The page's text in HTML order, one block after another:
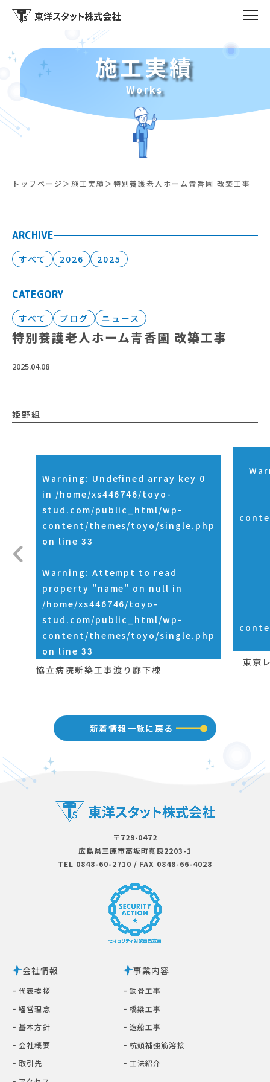
施工実績
Works
トップページ 施工実績 特別養護老人ホーム青香園 改築工事
ARCHIVE
すべて 2026 2025
CATEGORY
すべて ブログ ニュース
特別養護老人ホーム青香園 改築工事
2025.04.08
姫野組
Warning : Undefined array key 0
in /home/xs446746/toyo-
stud.com/public_html/wp-
content/themes/toyo/single.php
on line 33
Warning : Attempt to read
property "name" on null in
/home/xs446746/toyo-
stud.com/public_html/wp-
content/themes/toyo/single.php
on line 33
協立病院新築工事渡り廊下棟
東京
新着情報一覧に戻る
〒729-0472
広島県三原市⾼坂町真良2203-1
TEL 0848-60-2710 / FAX 0848-66-4028
会社情報
ｰ 代表挨拶
ｰ 経営理念
ｰ 基本⽅針
ｰ 会社概要
ｰ 取引先
事業内容
ｰ 鉄⾻⼯事
ｰ 橋梁⼯事
ｰ 造船工事
ｰ 杭頭補強筋溶接
ｰ ⼯法紹介